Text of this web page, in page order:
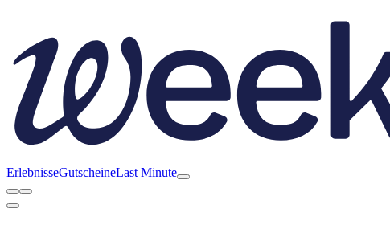
ErlebnisseGutscheineLast Minute